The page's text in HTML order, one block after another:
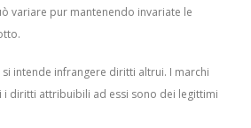
variare pur mantenendo invariate le
intende infrangere diritti altrui. I marchi
i diritti attribuibili ad essi sono dei legittimi